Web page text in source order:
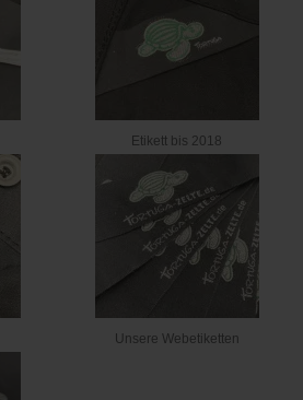
Etikett bis 2018
Unsere Webetiketten